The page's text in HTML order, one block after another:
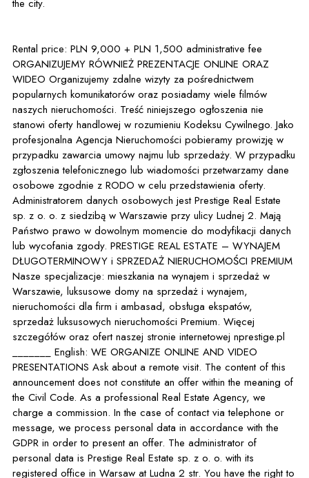
the city.
Rental price: PLN 9,000 + PLN 1,500 administrative fee
ORGANIZUJEMY RÓWNIEŻ PREZENTACJE ONLINE ORAZ
WIDEO Organizujemy zdalne wizyty za pośrednictwem
popularnych komunikatorów oraz posiadamy wiele filmów
naszych nieruchomości. Treść niniejszego ogłoszenia nie
stanowi oferty handlowej w rozumieniu Kodeksu Cywilnego. Jako
profesjonalna Agencja Nieruchomości pobieramy prowizję w
przypadku zawarcia umowy najmu lub sprzedaży. W przypadku
zgłoszenia telefonicznego lub wiadomości przetwarzamy dane
osobowe zgodnie z RODO w celu przedstawienia oferty.
Administratorem danych osobowych jest Prestige Real Estate
sp. z o. o. z siedzibą w Warszawie przy ulicy Ludnej 2. Mają
Państwo prawo w dowolnym momencie do modyfikacji danych
lub wycofania zgody. PRESTIGE REAL ESTATE – WYNAJEM
DŁUGOTERMINOWY i SPRZEDAŻ NIERUCHOMOŚCI PREMIUM
Nasze specjalizacje: mieszkania na wynajem i sprzedaż w
Warszawie, luksusowe domy na sprzedaż i wynajem,
nieruchomości dla firm i ambasad, obsługa ekspatów,
sprzedaż luksusowych nieruchomości Premium. Więcej
szczegółów oraz ofert naszej stronie internetowej nprestige.pl
_______ English: WE ORGANIZE ONLINE AND VIDEO
PRESENTATIONS Ask about a remote visit. The content of this
announcement does not constitute an offer within the meaning of
the Civil Code. As a professional Real Estate Agency, we
charge a commission. In the case of contact via telephone or
message, we process personal data in accordance with the
GDPR in order to present an offer. The administrator of
personal data is Prestige Real Estate sp. z o. o. with its
registered office in Warsaw at Ludna 2 str. You have the right to